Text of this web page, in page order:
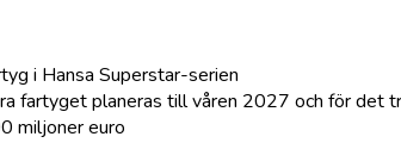
i Hansa Superstar-serien
fartyget planeras till våren 2027 och för det
miljoner euro